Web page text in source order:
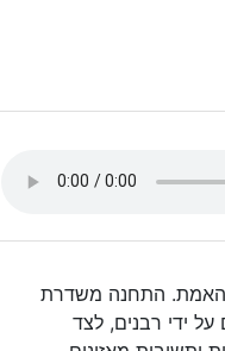
האמת. התחנה משדרת
על ידי רבנים, לצד